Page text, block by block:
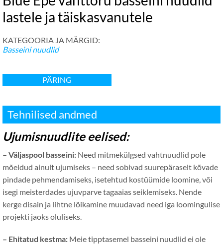
lastele ja täiskasvanutele
KATEGOORIA JA MÄRGID:
Basseini nuudlid
PÄRING
Tehnilised andmed
Ujumisnuudlite eelised:
– Väljaspool basseini: Need mitmekülgsed vahtnuudlid pole
mõeldud ainult ujumiseks – need sobivad suurepäraselt kõvade
pindade pehmendamiseks, isetehtud kostüümide loomine, või
isegi meisterdades ujuvparve tagaaias seiklemiseks. Nende
kerge disain ja lihtne lõikamine muudavad need iga loomingulise
projekti jaoks oluliseks.
– Ehitatud kestma: Meie tipptasemel basseini nuudlid ei ole